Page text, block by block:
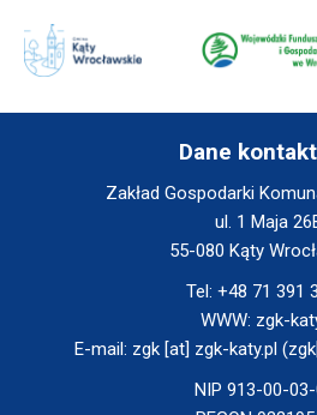
window
Will
open
in
Will
open
new
Dane
Zakład Gospodarki
ul. 1 Maja
55-080 Kąty
Tel: +48 71 391
WWW: zgk-
E-mail: zgk [at] zgk-katy.pl
NIP 913-00-